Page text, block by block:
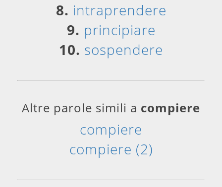
8. intraprendere
9. principiare
10. sospendere
Altre parole simili a compiere
compiere
compiere (2)